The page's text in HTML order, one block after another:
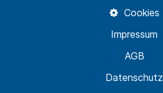
Datenschutz
AGB
Impressum
Cookies